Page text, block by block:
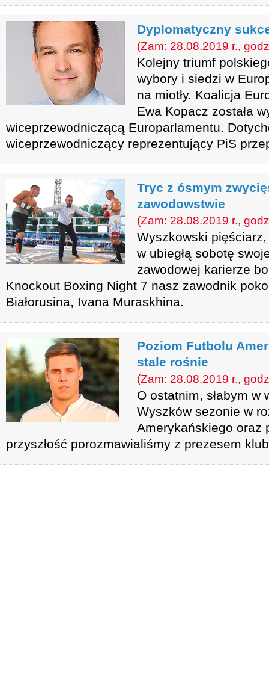
Dyplomatyczny
(Zam: 28.08.2019 r.,
Kolejny triumf
wybory i siedzi w
na miotły. Koalicja
Ewa Kopacz została
wiceprzewodniczącą Europarlamentu.
wiceprzewodniczący reprezentujący PiS
Tryc z ósmym
zawodowstwie
(Zam: 28.08.2019 r.,
Wyszkowski
w ubiegłą sobotę
zawodowej karierze
Knockout Boxing Night 7 nasz zawodnik
Białorusina, Ivana Muraskhina.
Poziom Futbolu
stale rośnie
(Zam: 28.08.2019 r.,
O ostatnim, słabym w
Wyszków sezonie w
Amerykańskiego oraz
przyszłość porozmawialiśmy z prezesem